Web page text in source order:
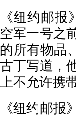
《纽约邮
空军一号之
的所有物品
古丁写道，
上不允许携
《纽约邮